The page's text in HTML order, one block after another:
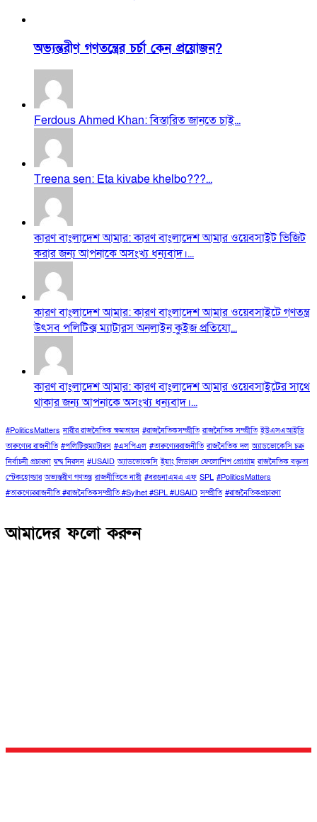
অভ্যন্তরীণ গণতন্ত্রের চর্চা কেন প্রয়োজন?
Ferdous Ahmed Khan: বিস্তারিত জানতে চাই...
Treena sen: Eta kivabe khelbo???...
কারণ বাংলাদেশ আমার: কারণ বাংলাদেশ আমার ওয়েবসাইট ভিজিট
করার জন্য আপনাকে অসংখ্য ধন্যবাদ।...
কারণ বাংলাদেশ আমার: কারণ বাংলাদেশ আমার ওয়েবসাইটে গণতন্ত্র
উৎসব পলিটিক্স ম্যাটারস অনলাইন কুইজ প্রতিযো...
কারণ বাংলাদেশ আমার: কারণ বাংলাদেশ আমার ওয়েবসাইটের সাথে
থাকার জন্য আপনাকে অসংখ্য ধন্যবাদ।...
#PoliticsMatters নারীর রাজনৈতিক ক্ষমতায়ন #রাজনৈতিকসম্প্রীতি রাজনৈতিক সম্প্রীতি ইউএসএআইডি
তারুণ্যের রাজনীতি #পলিটিক্সম্যাটারস #এসপিএল #তারুণ্যেররাজনীতি রাজনৈতিক দল অ্যাডভোকেসি চক্র
নির্বাচনী প্রচারণা দ্বন্দ্ব নিরসন #USAID অ্যাডভোকেসি ইয়াং লিডারস ফেলোশিপ প্রোগ্রাম রাজনৈতিক বক্তৃতা
স্টেকহোল্ডার অভ্যন্তরীণ গণতন্ত্র রাজনীতিতে নারী #বরগুনাএমএ এফ SPL #PoliticsMatters
#তারুণ্যেররাজনীতি #রাজনৈতিকসম্প্রীতি #Sylhet #SPL #USAID সম্প্রীতি #রাজনৈতিকপ্রচারণা
আমাদের ফলো করুন